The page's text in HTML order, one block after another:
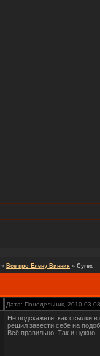
» Все про Елену Винник » Cyrex
Дата: Понедельник, 2010-03-
Не подскажете, как ссылки
решил завести себе на
Всё правильно. Так и нужно.